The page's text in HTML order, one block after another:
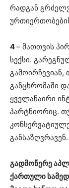
რადგან
4– მათთვის
სექსი.
გამოირჩევიან,
განცხრომაში
ყველანაირი
პარტნიორიც.
გადმოწერე
ქართული